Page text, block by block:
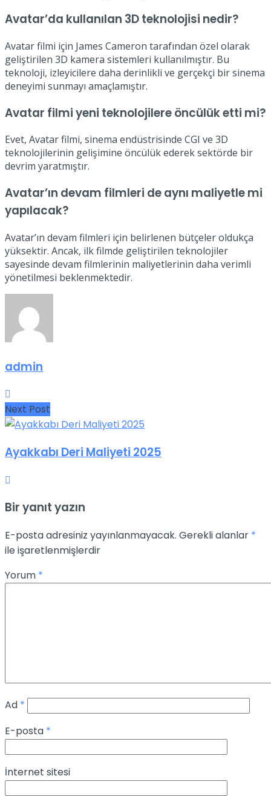
Avatar’da kullanılan 3D teknolojisi nedir?
Avatar filmi için James Cameron tarafından özel olarak
geliştirilen 3D kamera sistemleri kullanılmıştır. Bu
teknoloji, izleyicilere daha derinlikli ve gerçekçi bir sinema
deneyimi sunmayı amaçlamıştır.
Avatar filmi yeni teknolojilere öncülük etti mi?
Evet, Avatar filmi, sinema endüstrisinde CGI ve 3D
teknolojilerinin gelişimine öncülük ederek sektörde bir
devrim yaratmıştır.
Avatar’ın devam filmleri de aynı maliyetle mi
yapılacak?
Avatar’ın devam filmleri için belirlenen bütçeler oldukça
yüksektir. Ancak, ilk filmde geliştirilen teknolojiler
sayesinde devam filmlerinin maliyetlerinin daha verimli
yönetilmesi beklenmektedir.
admin
Next Post
Ayakkabı Deri Maliyeti 2025
Bir yanıt yazın
E-posta adresiniz yayınlanmayacak. Gerekli alanlar *
ile işaretlenmişlerdir
Yorum *
Ad *
E-posta *
İnternet sitesi